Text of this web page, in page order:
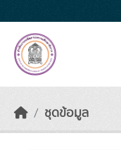
ชุดข้อมูล